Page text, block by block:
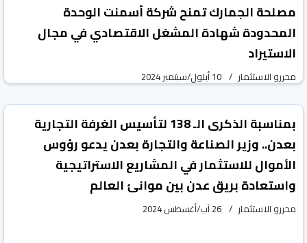
مصلحة الجمارك تمنح شركة أسمنت الوحدة
المحدودة شهادة المشغل الاقتصادي في مجال
الاستيراد
محررو الاستثمار 10 أيلول/سبتمبر 2024
Next
بمناسبة الذكرى الـ 138 لتأسيس الغرفة التجارية
بعدن.. وزير الصناعة والتجارة بعدن يدعو رؤوس
الأموال للاستثمار في المشاريع الاستراتيجية
واستعادة بريق عدن بين موانئ العالم
محررو الاستثمار 26 آب/أغسطس 2024